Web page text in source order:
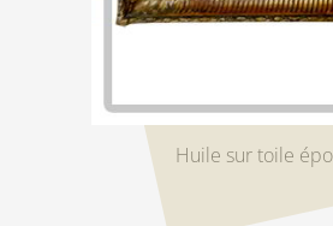
Huile sur toile